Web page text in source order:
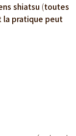
shiatsu (toutes
la pratique peut